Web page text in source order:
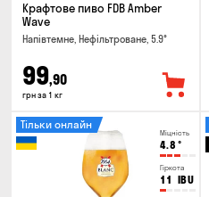
Крафтове пиво FDB Amber
Wave
Напівтемне, Нефільтроване, 5.9°
99,90
грн за 1 кг
Міцність
4.8 °
Гіркота
11 IBU
Тільки онлайн